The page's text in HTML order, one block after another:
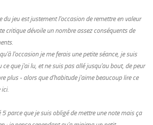
du jeu est justement l'occasion de remettre en valeur
critique dévoile un nombre assez conséquents de
l'occasion je me ferais une petite séance, je suis
ce que j'ai lu, et ne suis pas allé jusqu'au bout, de peur
plus - alors que d'habitude j'aime beaucoup lire ce
5 parce que je suis obligé de mettre une note mais ça